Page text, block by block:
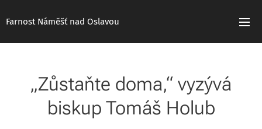
Farnost Náměšť nad Oslavou
„Zůstaňte doma,“ vyzývá
biskup Tomáš Holub